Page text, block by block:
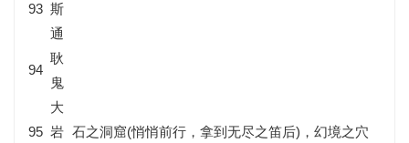
93 斯
通
94
耿
鬼
95
大
岩 石之洞窟(悄悄前行，拿到无尽之笛后)，幻境之穴